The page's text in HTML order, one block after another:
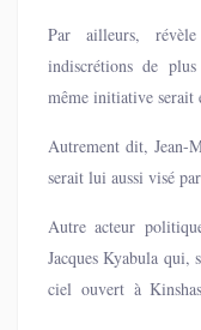
parlementaire de
Par ailleurs,
indiscrétions de
même initiative serait
Autrement dit, Jean-
serait lui aussi visé
Autre acteur
Jacques Kyabula
ciel ouvert à